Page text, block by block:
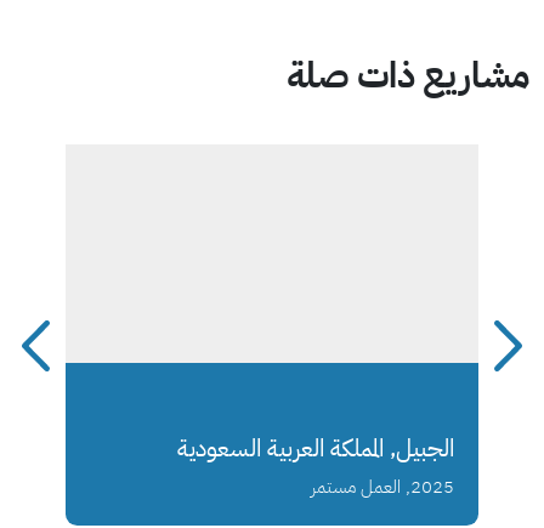
مشاريع ذات صلة
الجبيل, المملكة العربية السعودية
2025, العمل مستمر